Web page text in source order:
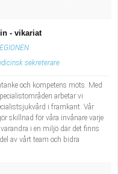
- vikariat
sekreterare
och kompetens möts. Med
arbetar vi
i framkant. Vår
skillnad för våra invånare varje
i en miljö där det finns
av vårt team och bidra